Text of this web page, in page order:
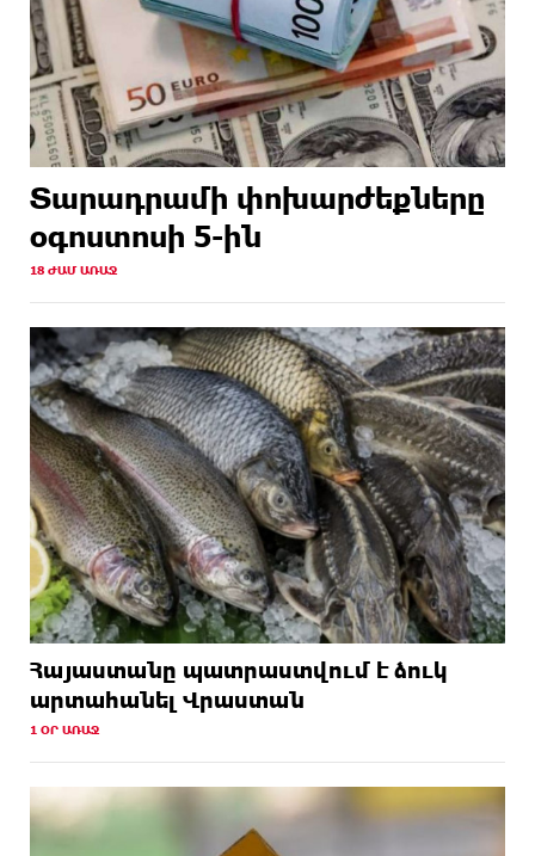
Տարադրամի փոխարժեքները
օգոստոսի 5-ին
18 ԺԱՄ ԱՌԱՋ
Հայաստանը պատրաստվում է ձուկ
արտահանել Վրաստան
1 ՕՐ ԱՌԱՋ